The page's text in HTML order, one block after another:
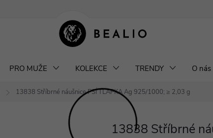
PRO MUŽE KOLEKCE TRENDY O nás
13838 Stříbrné náušnice PSÍ TLAPKAAg 925/1000; ≥ 2,03 g
13838 Stříbrné